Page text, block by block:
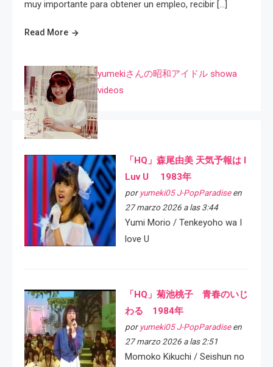
muy importante para obtener un empleo, recibir […]
Read More
yumekiさんの昭和アイドル showa
videos
「HQ」森尾由美 天気予報は I
Luv U 1983年
por yumeki05 J-PopParadiseen
27 marzo 2026 a las 3:44
Yumi Morio / Tenkeyoho wa I
love U
「HQ」菊池桃子 青春のいじ
わる 1984年
por yumeki05 J-PopParadiseen
27 marzo 2026 a las 2:51
Momoko Kikuchi / Seishun no